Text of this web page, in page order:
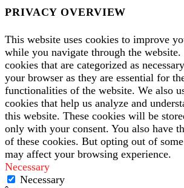
PRIVACY OVERVIEW
This website uses cookies to improve
while you navigate through the
cookies that are categorized as
your browser as they are essential for
functionalities of the website. We also
cookies that help us analyze and
this website. These cookies will be
only with your consent. You also have
of these cookies. But opting out of
may affect your browsing experience.
Necessary
Necessary